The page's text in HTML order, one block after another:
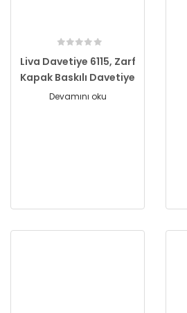
Liva Davetiye 6115, Zarf
Kapak Baskılı Davetiye
Devamını oku